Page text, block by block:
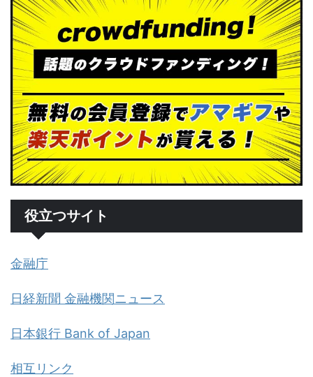
役立つサイト
金融庁
日経新聞 金融機関ニュース
日本銀行 Bank of Japan
相互リンク